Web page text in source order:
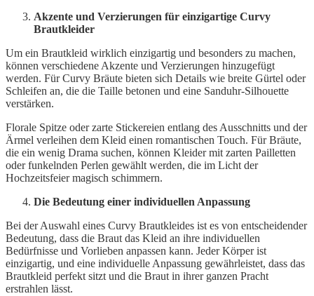
Akzente und Verzierungen für einzigartige Curvy
Brautkleider
Um ein Brautkleid wirklich einzigartig und besonders zu machen,
können verschiedene Akzente und Verzierungen hinzugefügt
werden. Für Curvy Bräute bieten sich Details wie breite Gürtel oder
Schleifen an, die die Taille betonen und eine Sanduhr-Silhouette
verstärken.
Florale Spitze oder zarte Stickereien entlang des Ausschnitts und der
Ärmel verleihen dem Kleid einen romantischen Touch. Für Bräute,
die ein wenig Drama suchen, können Kleider mit zarten Pailletten
oder funkelnden Perlen gewählt werden, die im Licht der
Hochzeitsfeier magisch schimmern.
Die Bedeutung einer individuellen Anpassung
Bei der Auswahl eines Curvy Brautkleides ist es von entscheidender
Bedeutung, dass die Braut das Kleid an ihre individuellen
Bedürfnisse und Vorlieben anpassen kann. Jeder Körper ist
einzigartig, und eine individuelle Anpassung gewährleistet, dass das
Brautkleid perfekt sitzt und die Braut in ihrer ganzen Pracht
erstrahlen lässt.